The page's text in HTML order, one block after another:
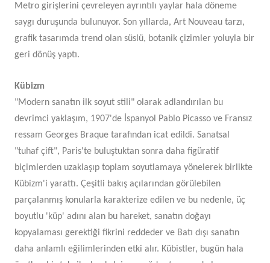
Metro girişlerini çevreleyen ayrıntılı yaylar hala döneme
saygı duruşunda bulunuyor. Son yıllarda, Art Nouveau tarzı,
grafik tasarımda trend olan süslü, botanik çizimler yoluyla bir
geri dönüş yaptı.
Kübizm
"Modern sanatın ilk soyut stili" olarak adlandırılan bu
devrimci yaklaşım, 1907'de İspanyol Pablo Picasso ve Fransız
ressam Georges Braque tarafından icat edildi. Sanatsal
"tuhaf çift", Paris'te buluştuktan sonra daha figüratif
biçimlerden uzaklaşıp toplam soyutlamaya yönelerek birlikte
Kübizm'i yarattı. Çeşitli bakış açılarından görülebilen
parçalanmış konularla karakterize edilen ve bu nedenle, üç
boyutlu 'küp' adını alan bu hareket, sanatın doğayı
kopyalaması gerektiği fikrini reddeder ve Batı dışı sanatın
daha anlamlı eğilimlerinden etki alır. Kübistler, bugün hala